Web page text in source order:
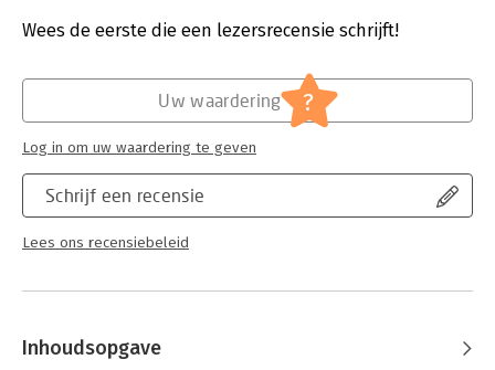
Uitgever:
Portfolio
Hoofdrubriek: Verandermanagement
Wees de eerste die een lezersrecensie schrijft!
Schrijf een recensie
Lees ons recensiebeleid
Uw waardering ?
Log in om uw waardering te geven
Inhoudsopgave